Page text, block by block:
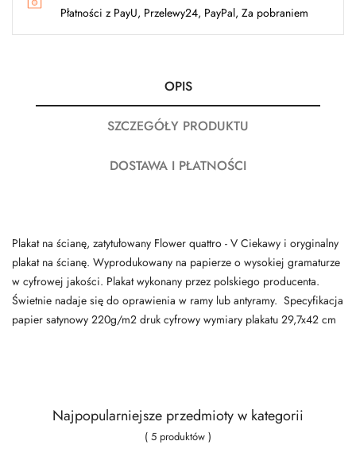
Płatności z PayU, Przelewy24, PayPal, Za pobraniem
OPIS
SZCZEGÓŁY PRODUKTU
DOSTAWA I PŁATNOŚCI
Plakat na ścianę, zatytułowany Flower quattro - V Ciekawy i oryginalny
plakat na ścianę. Wyprodukowany na papierze o wysokiej gramaturze
w cyfrowej jakości. Plakat wykonany przez polskiego producenta.
Świetnie nadaje się do oprawienia w ramy lub antyramy. Specyfikacja
papier satynowy 220g/m2 druk cyfrowy wymiary plakatu 29,7x42 cm
Najpopularniejsze przedmioty w kategorii
( 5 produktów )